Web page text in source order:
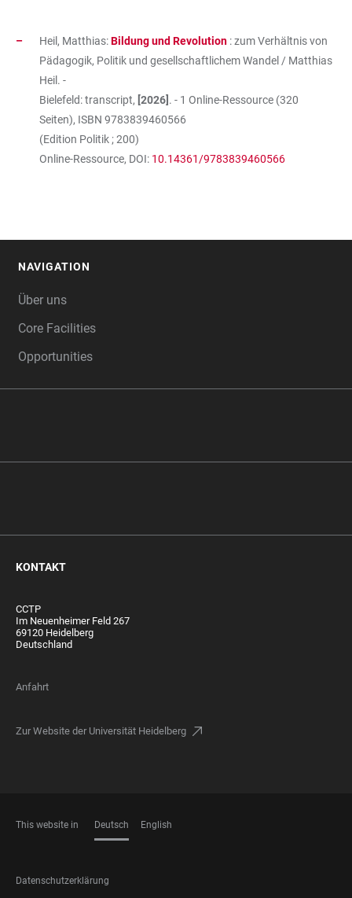
Heil, Matthias:Bildung und Revolution : zum Verhältnis von
Pädagogik, Politik und gesellschaftlichem Wandel / Matthias
Heil. -
Bielefeld: transcript, [2026] . - 1 Online-Ressource (320
Seiten), ISBN 9783839460566
(Edition Politik ; 200)
Online-Ressource, DOI: 10.14361/9783839460566
NAVIGATION
Über uns
Core Facilities
Opportunities
KONTAKT
CCTP
Im Neuenheimer Feld 267
69120 Heidelberg
Deutschland
Anfahrt
Zur Website der Universität Heidelberg
This website in Deutsch English
FOOTER
Datenschutzerklärung